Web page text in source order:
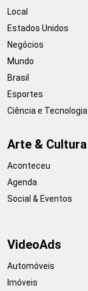
Local
Estados Unidos
Negócios
Mundo
Brasil
Esportes
Ciência e Tecnologia
Arte & Cultura
Aconteceu
Agenda
Social & Eventos
VideoAds
Automóveis
Imóveis